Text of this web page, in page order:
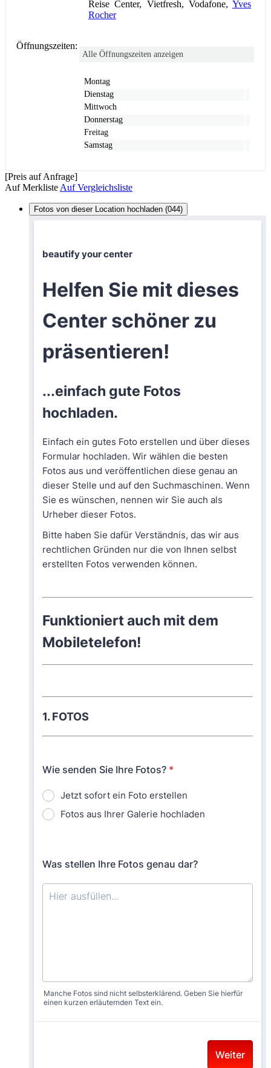
Reise Center, Vietfresh, Vodafone, Yves
Rocher
Öffnungszeiten:
Alle Öffnungszeiten anzeigen
Montag
Dienstag
Mittwoch
Donnerstag
Freitag
Samstag
[Preis auf Anfrage]
Auf Merkliste Auf Vergleichsliste
Fotos von dieser Location hochladen (044)